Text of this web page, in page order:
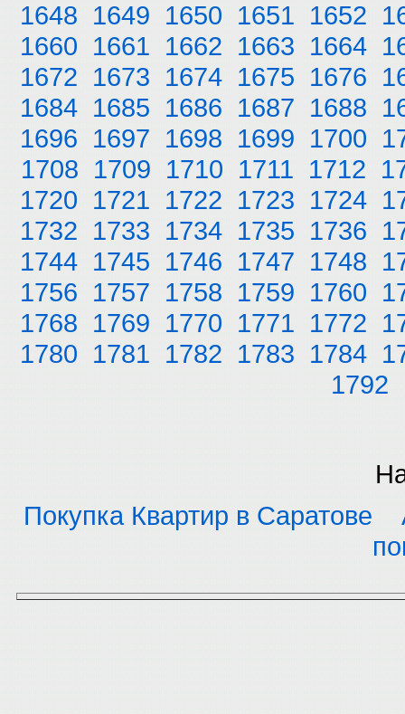
1648 1649 1650 1651 1652
1660 1661 1662 1663 1664
1672 1673 1674 1675 1676
1684 1685 1686 1687 1688
1696 1697 1698 1699 1700
1708 1709 1710 1711 1712
1720 1721 1722 1723 1724
1732 1733 1734 1735 1736
1744 1745 1746 1747 1748
1756 1757 1758 1759 1760
1768 1769 1770 1771 1772
1780 1781 1782 1783 1784
1792
Покупка Квартир в Саратове